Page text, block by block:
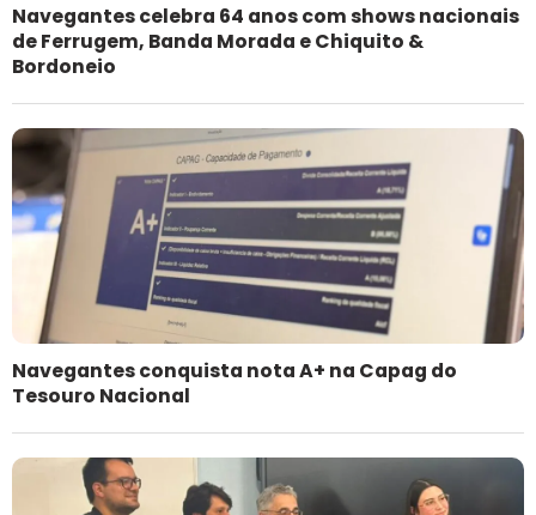
Navegantes celebra 64 anos com shows nacionais
de Ferrugem, Banda Morada e Chiquito &
Bordoneio
Navegantes conquista nota A+ na Capag do
Tesouro Nacional